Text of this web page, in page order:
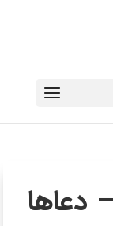
ماه نو کلام نوجلد۲ – دعاها